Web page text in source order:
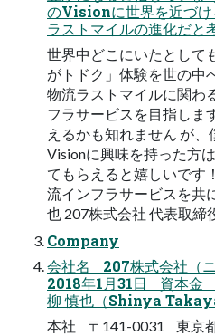
のVisionに世界を近づけ
ラストマイルの進化だと
世界中どこにいたとして
がトドク」体験を世の中
物流ラストマイルに関わ
フラサービスを目指しま
えるかも知れません が
Visionに興味を持った方
てもらえると嬉しいで
流インフラサービスを
也 207株式会社 代表取締
Company
会社名 207株式会社（
2018年1月31日 資本
柳 慎也（Shinya
本社 〒141-0031 東京